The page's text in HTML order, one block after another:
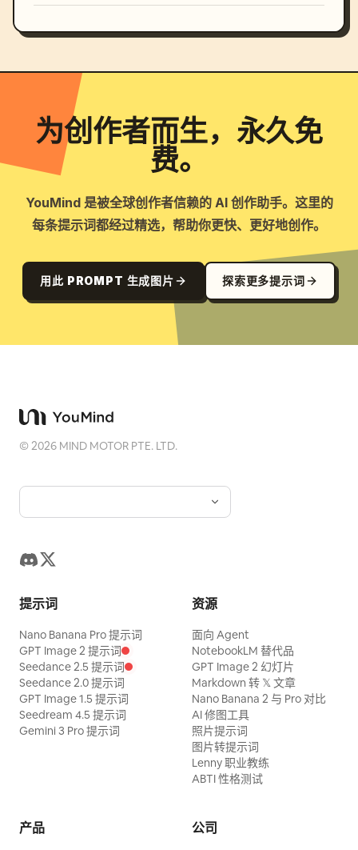
为创作者而生，永久免
费。
YouMind 是被全球创作者信赖的 AI 创作助手。这里的
每条提示词都经过精选，帮助你更快、更好地创作。
用此 PROMPT 生成图片 探索更多提示词
©2026 MIND MOTOR PTE. LTD.
提示词
Nano Banana Pro 提示词
GPT Image 2 提示词
Seedance 2.5 提示词
Seedance 2.0 提示词
GPT Image 1.5 提示词
Seedream 4.5 提示词
Gemini 3 Pro 提示词
资源
面向 Agent
NotebookLM 替代品
GPT Image 2 幻灯片
Markdown 转 𝕏 文章
Nano Banana 2 与 Pro 对比
AI 修图工具
照片提示词
图片转提示词
Lenny 职业教练
ABTI 性格测试
产品 公司